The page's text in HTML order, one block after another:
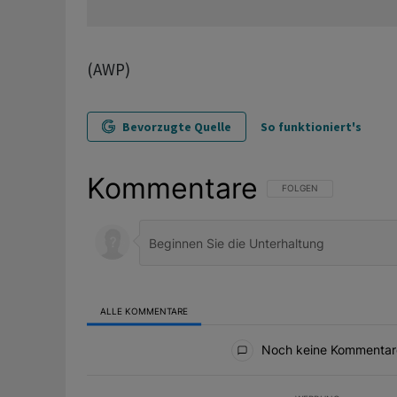
(AWP)
Bevorzugte Quelle So funktioniert's
Kommentare FOLGE DIESER
FOLGEN
ALLE KOMMENTARE
Noch keine